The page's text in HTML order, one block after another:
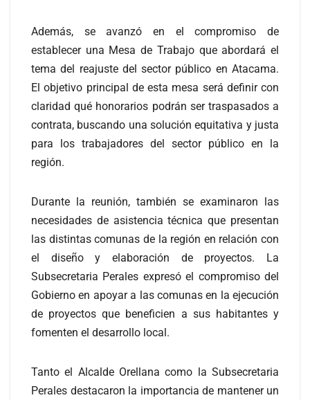
Además, se avanzó en el compromiso de
establecer una Mesa de Trabajo que abordará el
tema del reajuste del sector público en Atacama.
El objetivo principal de esta mesa será definir con
claridad qué honorarios podrán ser traspasados a
contrata, buscando una solución equitativa y justa
para los trabajadores del sector público en la
región.
Durante la reunión, también se examinaron las
necesidades de asistencia técnica que presentan
las distintas comunas de la región en relación con
el diseño y elaboración de proyectos. La
Subsecretaria Perales expresó el compromiso del
Gobierno en apoyar a las comunas en la ejecución
de proyectos que beneficien a sus habitantes y
fomenten el desarrollo local.
Tanto el Alcalde Orellana como la Subsecretaria
Perales destacaron la importancia de mantener un